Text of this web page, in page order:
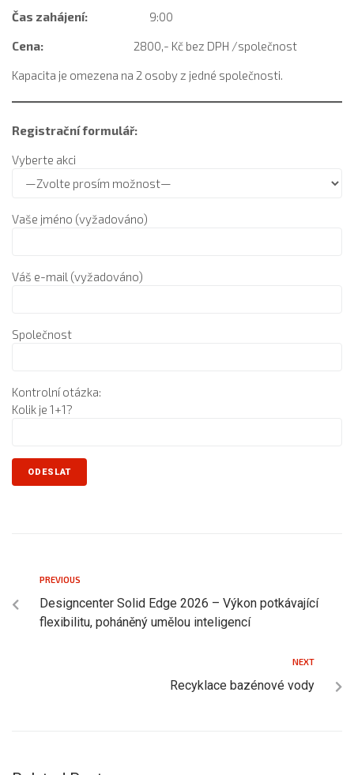
Čas zahájení: 9:00
Cena: 2800,- Kč bez DPH /společnost
Kapacita je omezena na 2 osoby z jedné společnosti.
Registrační formulář:
Vyberte akci
Vaše jméno (vyžadováno)
Váš e-mail (vyžadováno)
Společnost
Kontrolní otázka:
Kolik je 1+1?
PREVIOUS
Designcenter Solid Edge 2026 – Výkon potkávající
flexibilitu, poháněný umělou inteligencí
NEXT
Recyklace bazénové vody